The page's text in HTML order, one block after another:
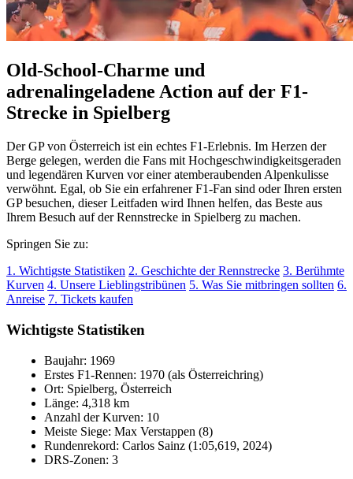
Old-School-Charme und
adrenalingeladene Action auf der F1-
Strecke in Spielberg
Der GP von Österreich ist ein echtes F1-Erlebnis. Im Herzen der
Berge gelegen, werden die Fans mit Hochgeschwindigkeitsgeraden
und legendären Kurven vor einer atemberaubenden Alpenkulisse
verwöhnt. Egal, ob Sie ein erfahrener F1-Fan sind oder Ihren ersten
GP besuchen, dieser Leitfaden wird Ihnen helfen, das Beste aus
Ihrem Besuch auf der Rennstrecke in Spielberg zu machen.
Springen Sie zu:
1. Wichtigste Statistiken 2. Geschichte der Rennstrecke 3. Berühmte
Kurven 4. Unsere Lieblingstribünen 5. Was Sie mitbringen sollten 6.
Anreise 7. Tickets kaufen
Wichtigste Statistiken
Baujahr: 1969
Erstes F1-Rennen: 1970 (als Österreichring)
Ort: Spielberg, Österreich
Länge: 4,318 km
Anzahl der Kurven: 10
Meiste Siege: Max Verstappen (8)
Rundenrekord: Carlos Sainz (1:05,619, 2024)
DRS-Zonen: 3